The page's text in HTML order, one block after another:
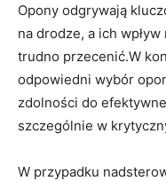
Opony ⁤odgrywają
na ‌drodze, a ich⁤ wpływ
trudno przecenić.W
odpowiedni wybór⁤
zdolności do
szczególnie ‍w
W przypadku